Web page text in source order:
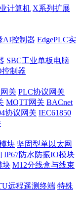
计算机 X系列扩展
AI控制器 EdgePLC实
SBC工业单板电脑
控制器
关 PLC协议网关
MQTT网关 BACnet
协议网关 IEC61850
块 坚固型单以太网
IP67防水防振IO模块
块 M12分线盒与线束
远程遥测终端 特殊